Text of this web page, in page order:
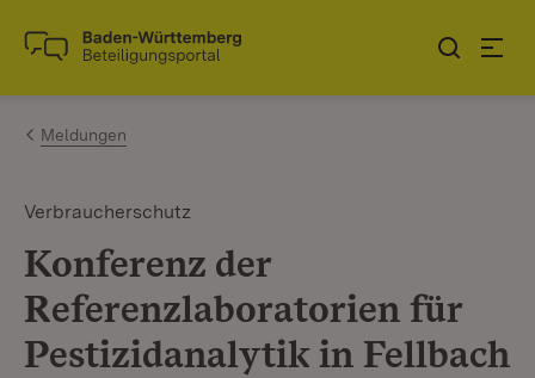
Zum Inhalt springen
Link zur Startseite
Meldungen
Verbraucherschutz
Konferenz der
Referenzlaboratorien für
Pestizidanalytik in Fellbach